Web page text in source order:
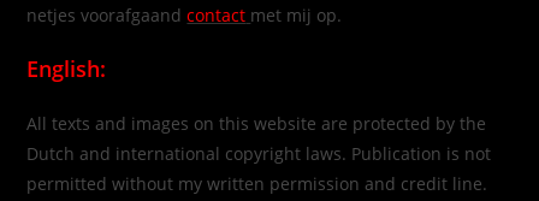
netjes voorafgaandcontact met mij op.
English:
All texts and images on this website are protected by the
Dutch and international copyright laws. Publication is not
permitted without my written permission and credit line.